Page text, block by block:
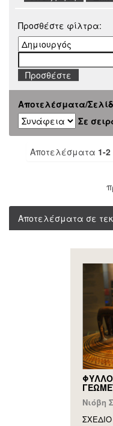
Προσθέστε φίλτρα:
Αποτελέσματα/
Σε
Αποτελέσματα 1-2
Αποτελέσματα σε
ΦΥΛΛΟ
Νιόβη